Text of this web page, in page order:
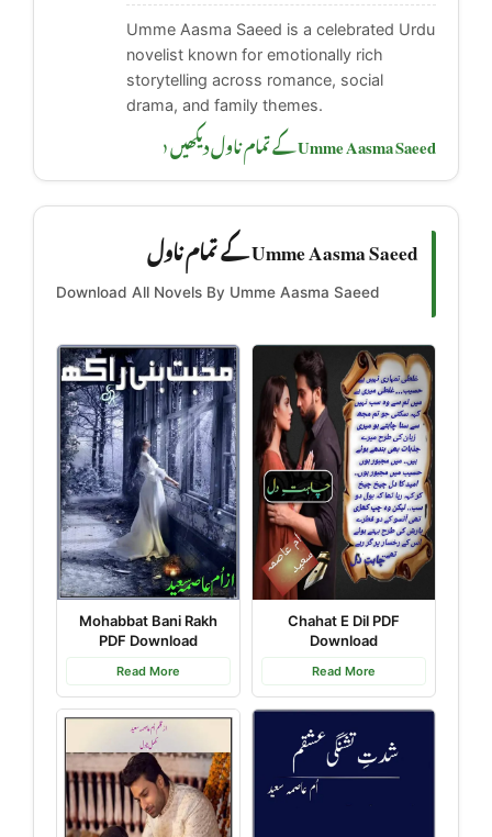
Umme Aasma Saeed is a celebrated Urdu
novelist known for emotionally rich
storytelling across romance, social
drama, and family themes.
Umme Aasma Saeed کے تمام ناول دیکھیں ‹
Umme Aasma Saeed کے تمام ناول
Download All Novels By Umme Aasma Saeed
Mohabbat Bani Rakh
PDF Download
Read More
Chahat E Dil PDF
Download
Read More